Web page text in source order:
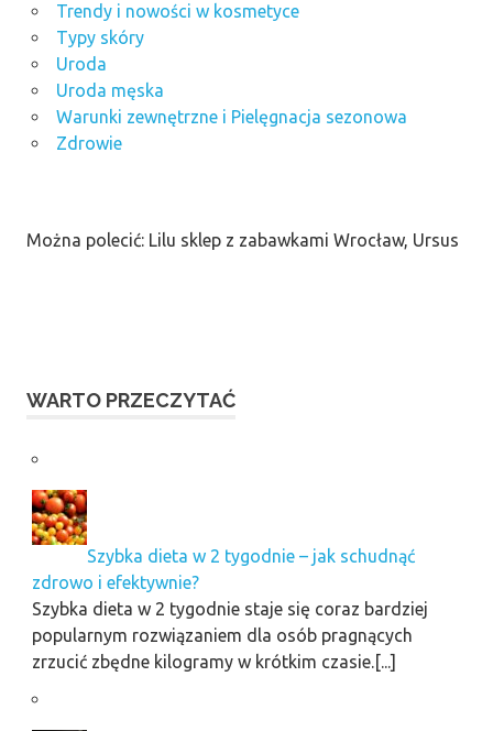
Trendy i nowości w kosmetyce
Typy skóry
Uroda
Uroda męska
Warunki zewnętrzne i Pielęgnacja sezonowa
Zdrowie
Można polecić: Lilu sklep z zabawkami Wrocław, Ursus
WARTO PRZECZYTAĆ
Szybka dieta w 2 tygodnie – jak schudnąć
zdrowo i efektywnie?
Szybka dieta w 2 tygodnie staje się coraz bardziej
popularnym rozwiązaniem dla osób pragnących
zrzucić zbędne kilogramy w krótkim czasie.[...]